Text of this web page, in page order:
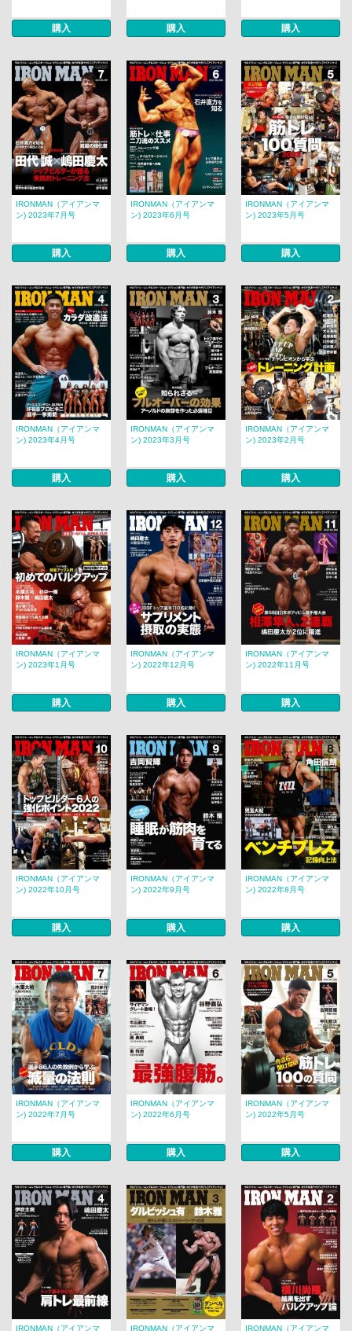
購入 購入 購入
IRONMAN（アイアンマ
ン) 2023年7月号
購入
IRONMAN（アイアンマ
ン) 2023年6月号
購入
IRONMAN（アイアンマ
ン) 2023年5月号
購入
IRONMAN（アイアンマ
ン) 2023年4月号
購入
IRONMAN（アイアンマ
ン) 2023年3月号
購入
IRONMAN（アイアンマ
ン) 2023年2月号
購入
IRONMAN（アイアンマ
ン) 2023年1月号
購入
IRONMAN（アイアンマ
ン) 2022年12月号
購入
IRONMAN（アイアンマ
ン) 2022年11月号
購入
IRONMAN（アイアンマ
ン) 2022年10月号
購入
IRONMAN（アイアンマ
ン) 2022年9月号
購入
IRONMAN（アイアンマ
ン) 2022年8月号
購入
IRONMAN（アイアンマ
ン) 2022年7月号
購入
IRONMAN（アイアンマ
ン) 2022年6月号
購入
IRONMAN（アイアンマ
ン) 2022年5月号
購入
IRONMAN（アイアンマ IRONMAN（アイアンマ IRONMAN（アイアンマ